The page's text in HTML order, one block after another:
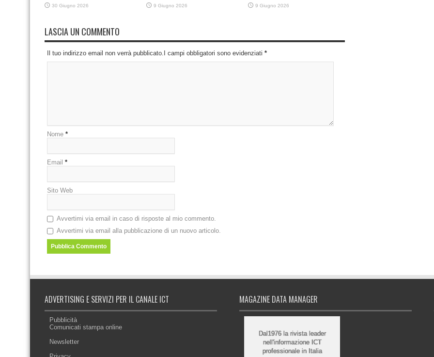
30 Giugno 2026 9 Giugno 2026 9 Giugno 2026
LASCIA UN COMMENTO
Il tuo indirizzo email non verrà pubblicato.I campi obbligatori sono evidenziati *
Nome *
Email *
Sito Web
Avvertimi via email in caso di risposte al mio commento.
Avvertimi via email alla pubblicazione di un nuovo articolo.
ADVERTISING E SERVIZI PER IL CANALE ICT
Pubblicità
Comunicati stampa online
Newsletter
MAGAZINE DATA MANAGER
Dal1976 la rivista leader
nell'informazione ICT
professionale in Italia